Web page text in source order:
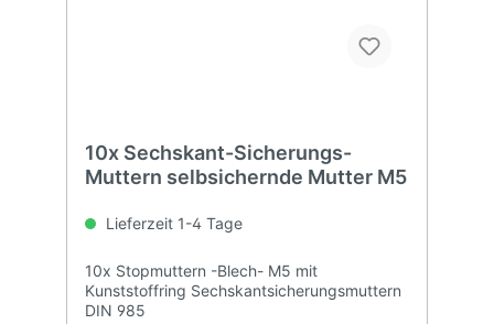
10x Sechskant-Sicherungs-
Muttern selbsichernde Mutter M5
Lieferzeit 1-4 Tage
10x Stopmuttern -Blech- M5 mit
Kunststoffring Sechskantsicherungsmuttern
DIN 985